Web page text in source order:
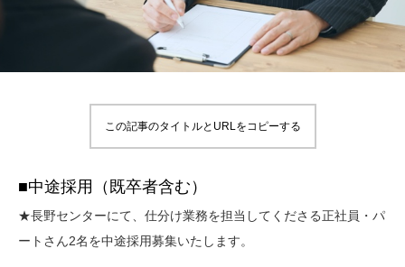
この記事のタイトルとURLをコピーする
■中途採用（既卒者含む）
★長野センターにて、仕分け業務を担当してくださる正社員・パ
ートさん2名を中途採用募集いたします。